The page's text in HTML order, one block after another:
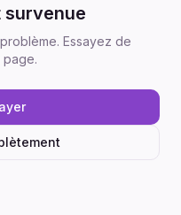
survenue
Essayez de
page.